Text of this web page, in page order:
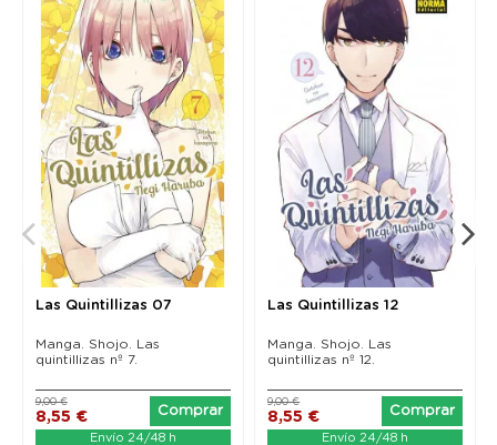
Las Quintillizas 07
Manga. Shojo. Las
quintillizas nº 7.
8,55 €
9,00 €
Comprar
Envío 24/48 h
Las Quintillizas 12
Manga. Shojo. Las
quintillizas nº 12.
8,55 €
9,00 €
Comprar
Envío 24/48 h